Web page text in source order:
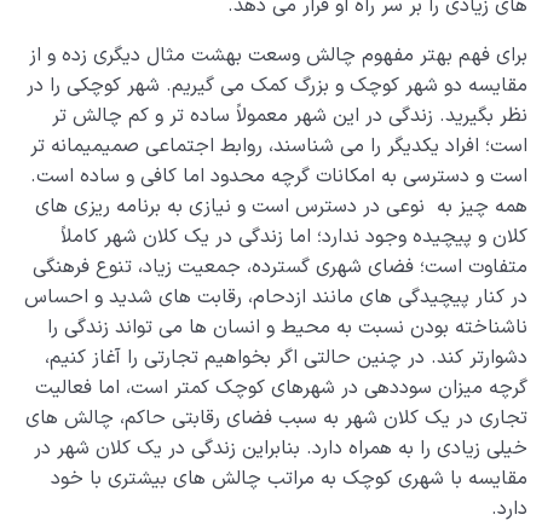
اصالت بهشت چه نقشی در فهم ماهیت و جایگاه جهنم
دارد؟
چرا انسان در گرو اعمالش است؛ عمل چگونه بهشت و جهنم
را می سازد؟
گرفتاری در جهنم نفس چیست؟ راه تشخیص و عبور از آن
چگونه است؟
تقسیم بندی انواع جهنم بر چه مبنایی است و چگونه زندگی
ما را تحت تاثیر قرار می دهد؟
بهشت و جهنم ارزان؛ چگونه با انتخاب‌های روزمره، سعادت
و رنج ابدی خود را شکل میدهیم؟
بهشت و جهنم در زندگی روزمره؛ هر انتخاب ما یک قدم در
مسیر ساختن سرنوشت ابدی
نگاه ابدی و آمادگی برای آخرت
های زیادی را بر سر راه او قرار می دهد.
برای فهم بهتر مفهوم چالش وسعت بهشت مثال دیگری زده و از
مقایسه دو شهر کوچک و بزرگ کمک می گیریم. شهر کوچکی را در
نظر بگیرید. زندگی در این شهر معمولاً ساده تر و کم چالش تر
است؛ افراد یکدیگر را می شناسند، روابط اجتماعی صمیمیمانه تر
است و دسترسی به امکانات گرچه محدود اما کافی و ساده است.
همه چیز به نوعی در دسترس است و نیازی به برنامه ریزی های
کلان و پیچیده وجود ندارد؛ اما زندگی در یک کلان شهر کاملاً
متفاوت است؛ فضای شهری گسترده، جمعیت زیاد، تنوع فرهنگی
در کنار پیچیدگی های مانند ازدحام، رقابت های شدید و احساس
ناشناخته بودن نسبت به محیط و انسان ها می تواند زندگی را
دشوارتر کند. در چنین حالتی اگر بخواهیم تجارتی را آغاز کنیم،
گرچه میزان سوددهی در شهرهای کوچک کمتر است، اما فعالیت
تجاری در یک کلان شهر به سبب فضای رقابتی حاکم، چالش های
خیلی زیادی را به همراه دارد. بنابراین زندگی در یک کلان شهر در
مقایسه با شهری کوچک به مراتب چالش های بیشتری با خود
دارد.